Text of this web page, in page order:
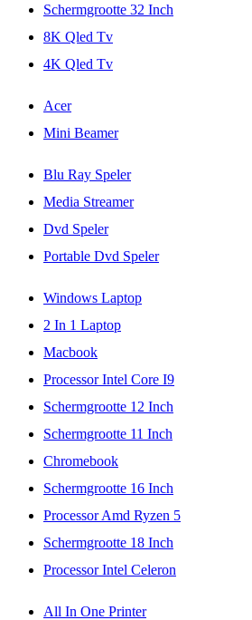
Schermgrootte 32 Inch
8K Qled Tv
4K Qled Tv
Acer
Mini Beamer
Blu Ray Speler
Media Streamer
Dvd Speler
Portable Dvd Speler
Windows Laptop
2 In 1 Laptop
Macbook
Processor Intel Core I9
Schermgrootte 12 Inch
Schermgrootte 11 Inch
Chromebook
Schermgrootte 16 Inch
Processor Amd Ryzen 5
Schermgrootte 18 Inch
Processor Intel Celeron
All In One Printer